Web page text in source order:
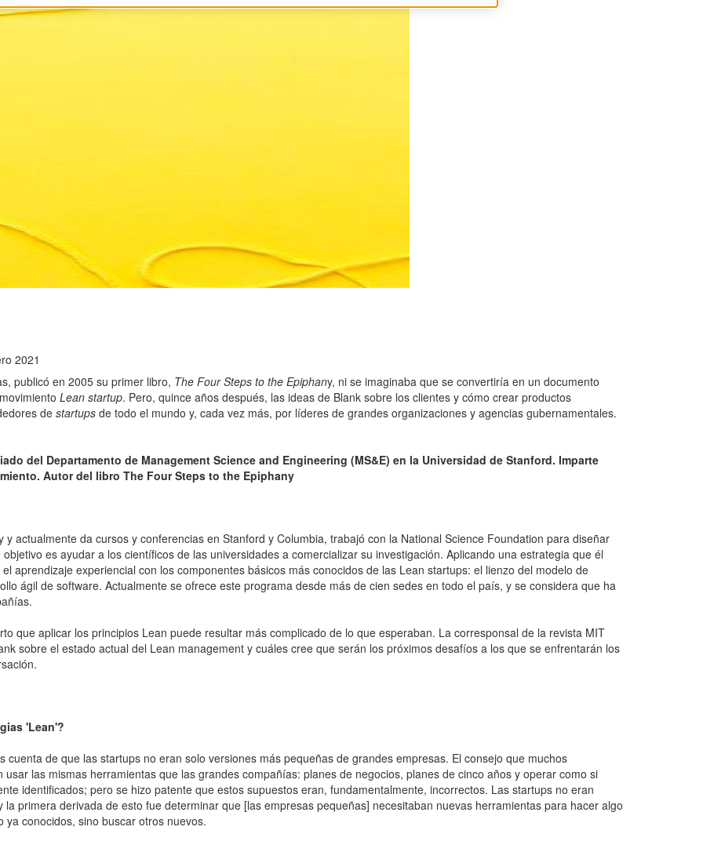
2021
publicó en 2005 su primer libro, The Four Steps to the Epiphany, ni se imaginaba que se convertiría en un documento
Lean startup. Pero, quince años después, las ideas de Blank sobre los clientes y cómo crear productos
de startups de todo el mundo y, cada vez más, por líderes de grandes organizaciones y agencias gubernamentales.
del Departamento de Management Science and Engineering (MS&E) en la Universidad de Stanford. Imparte
Autor del libro The Four Steps to the Epiphany
actualmente da cursos y conferencias en Stanford y Columbia, trabajó con la National Science Foundation para diseñar
es ayudar a los científicos de las universidades a comercializar su investigación. Aplicando una estrategia que él
aprendizaje experiencial con los componentes básicos más conocidos de las Lean startups: el lienzo del modelo de
ágil de software. Actualmente se ofrece este programa desde más de cien sedes en todo el país, y se considera que ha
que aplicar los principios Lean puede resultar más complicado de lo que esperaban. La corresponsal de la revista MIT
sobre el estado actual del Lean management y cuáles cree que serán los próximos desafíos a los que se enfrentarán los
'Lean'?
de que las startups no eran solo versiones más pequeñas de grandes empresas. El consejo que muchos
las mismas herramientas que las grandes compañías: planes de negocios, planes de cinco años y operar como si
identificados; pero se hizo patente que estos supuestos eran, fundamentalmente, incorrectos. Las startups no eran
primera derivada de esto fue determinar que [las empresas pequeñas] necesitaban nuevas herramientas para hacer algo
conocidos, sino buscar otros nuevos.